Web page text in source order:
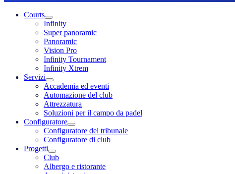
Courts
Infinity
Super panoramic
Panoramic
Vision Pro
Infinity Tournament
Infinity Xtrem
Servizi
Accademia ed eventi
Automazione del club
Attrezzatura
Soluzioni per il campo da padel
Configuratore
Configuratore del tribunale
Configuratore di club
Progetti
Club
Albergo e ristorante